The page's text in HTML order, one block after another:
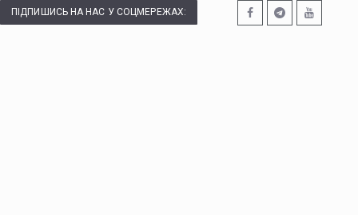
ПІДПИШИСЬ НА НАС У СОЦМЕРЕЖАХ: